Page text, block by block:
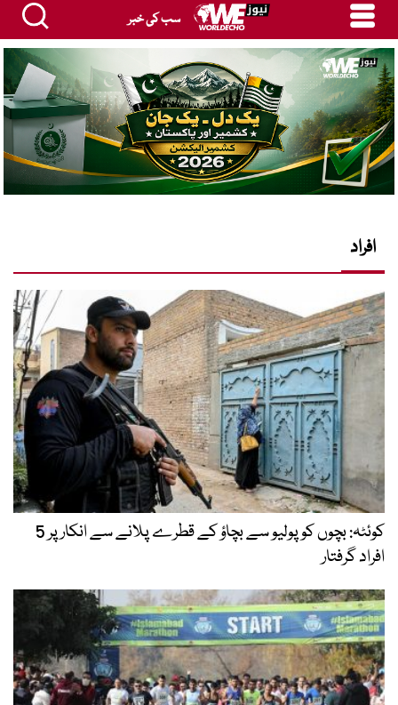
سب کی خبر
افراد
کوئٹہ: بچوں کو پولیو سے بچاؤ کے قطرے پلانے سے انکار پر 5
افراد گرفتار